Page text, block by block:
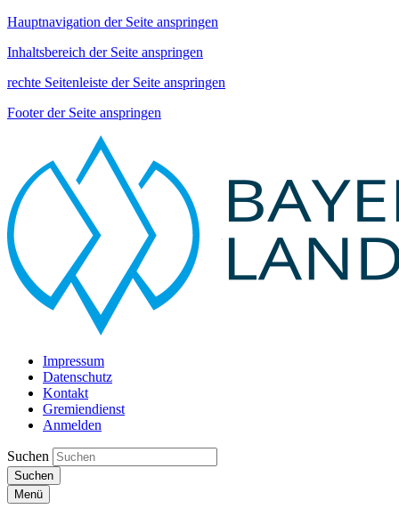
Hauptnavigation der Seite anspringen
Inhaltsbereich der Seite anspringen
rechte Seitenleiste der Seite anspringen
Footer der Seite anspringen
Impressum
Datenschutz
Kontakt
Gremiendienst
Anmelden
Suchen
Suchen
Menü